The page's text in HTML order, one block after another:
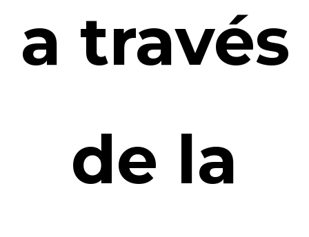
a través
de la